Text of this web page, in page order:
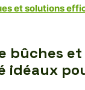
et solutions
bûches
idéaux